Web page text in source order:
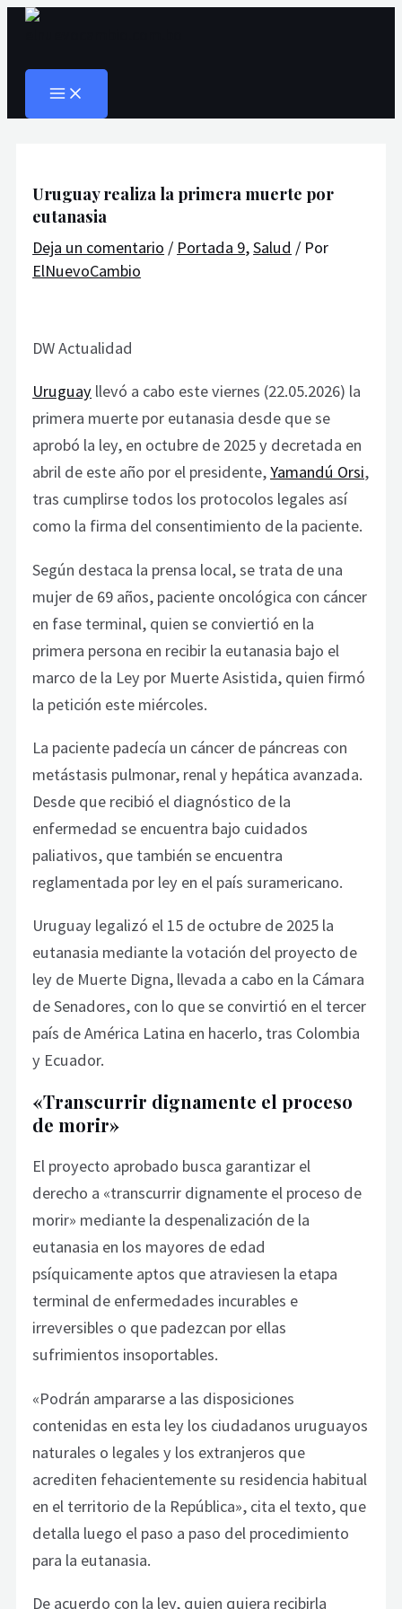
Ir
contenido
MAIN
Uruguay realiza la primera muerte por
eutanasia
Deja un comentario / Portada 9,Salud / Por
ElNuevoCambio
DW Actualidad
Uruguay llevó a cabo este viernes (22.05.2026) la
primera muerte por eutanasia desde que se
aprobó la ley, en octubre de 2025 y decretada en
abril de este año por el presidente,Yamandú Orsi,
tras cumplirse todos los protocolos legales así
como la firma del consentimiento de la paciente.
Según destaca la prensa local, se trata de una
mujer de 69 años, paciente oncológica con cáncer
en fase terminal, quien se conviertió en la
primera persona en recibir la eutanasia bajo el
marco de la Ley por Muerte Asistida, quien firmó
la petición este miércoles.
La paciente padecía un cáncer de páncreas con
metástasis pulmonar, renal y hepática avanzada.
Desde que recibió el diagnóstico de la
enfermedad se encuentra bajo cuidados
paliativos, que también se encuentra
reglamentada por ley en el país suramericano.
Uruguay legalizó el 15 de octubre de 2025 la
eutanasia mediante la votación del proyecto de
ley de Muerte Digna, llevada a cabo en la Cámara
de Senadores, con lo que se convirtió en el tercer
país de América Latina en hacerlo, tras Colombia
y Ecuador.
«Transcurrir dignamente el proceso
de morir»
El proyecto aprobado busca garantizar el
derecho a «transcurrir dignamente el proceso de
morir» mediante la despenalización de la
eutanasia en los mayores de edad
psíquicamente aptos que atraviesen la etapa
terminal de enfermedades incurables e
irreversibles o que padezcan por ellas
sufrimientos insoportables.
«Podrán ampararse a las disposiciones
contenidas en esta ley los ciudadanos uruguayos
naturales o legales y los extranjeros que
acrediten fehacientemente su residencia habitual
en el territorio de la República», cita el texto, que
detalla luego el paso a paso del procedimiento
para la eutanasia.
De acuerdo con la ley, quien quiera recibirla
Navegación
entradas
Escribe
Nombre*
Correo
Web